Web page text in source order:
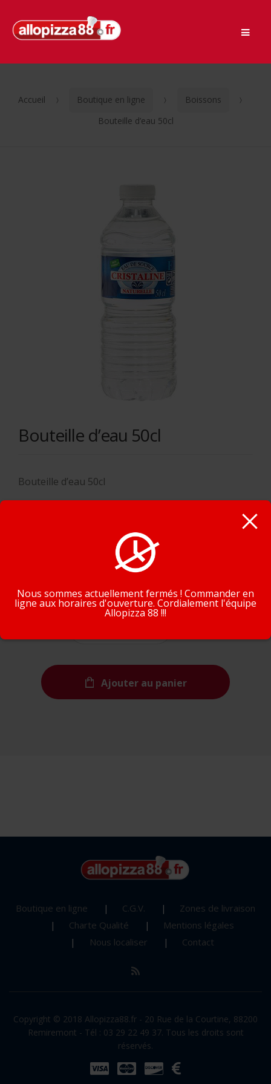
Passer
Aller
Accueil Boutique en ligne
Boissons
Bouteille d’eau 50cl
Bouteille d’eau 50cl
Bouteille d’eau 50cl
2,00€
Quantité
Ajouter au panier
Boutique en ligne C.G.V.
Zones de livraison
Charte Qualité
Mentions légales
Nous localiser
Contact
Copyright © 2018 Allopizza88.fr - 20 Rue de la Courtine, 88200
Remiremont - Tél : 03 29 22 49 37. Tous les droits sont
réservés.
En poursuivant la navigation, vous acceptez que nous
utilisions des cookies pour tracer votre navigation et vos
Nous sommes actuellement fermés ! Commander en
ligne aux horaires d'ouverture. Cordialement l'équipe
Allopizza 88 !!!